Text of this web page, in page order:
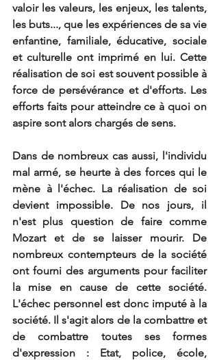
valoir les valeurs, les enjeux, les talents,
les buts..., que les expériences de sa vie
enfantine, familiale, éducative, sociale
et culturelle ont imprimé en lui. Cette
réalisation de soi est souvent possible à
force de persévérance et d'efforts. Les
efforts faits pour atteindre ce à quoi on
aspire sont alors chargés de sens.
Dans de nombreux cas aussi, l'individu
mal armé, se heurte à des forces qui le
mène à l'échec. La réalisation de soi
devient impossible. De nos jours, il
n'est plus question de faire comme
Mozart et de se laisser mourir. De
nombreux contempteurs de la société
ont fourni des arguments pour faciliter
la mise en cause de cette société.
L'échec personnel est donc imputé à la
société. Il s'agit alors de la combattre et
de combattre toutes ses formes
d'expression : Etat, police, école,